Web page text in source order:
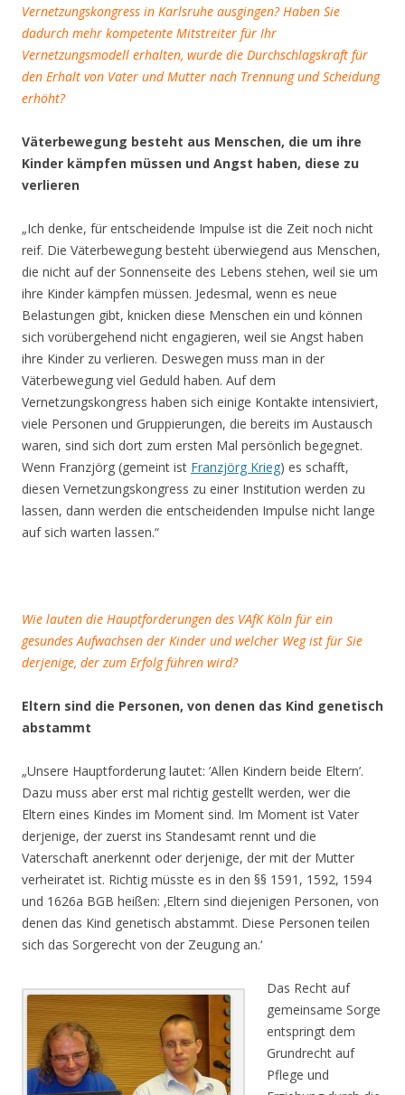
Vernetzungskongress in Karlsruhe ausgingen? Haben Sie
dadurch mehr kompetente Mitstreiter für Ihr
Vernetzungsmodell erhalten, wurde die Durchschlagskraft für
den Erhalt von Vater und Mutter nach Trennung und Scheidung
erhöht?
Väterbewegung besteht aus Menschen, die um ihre
Kinder kämpfen müssen und Angst haben, diese zu
verlieren
„Ich denke, für entscheidende Impulse ist die Zeit noch nicht
reif. Die Väterbewegung besteht überwiegend aus Menschen,
die nicht auf der Sonnenseite des Lebens stehen, weil sie um
ihre Kinder kämpfen müssen. Jedesmal, wenn es neue
Belastungen gibt, knicken diese Menschen ein und können
sich vorübergehend nicht engagieren, weil sie Angst haben
ihre Kinder zu verlieren. Deswegen muss man in der
Väterbewegung viel Geduld haben. Auf dem
Vernetzungskongress haben sich einige Kontakte intensiviert,
viele Personen und Gruppierungen, die bereits im Austausch
waren, sind sich dort zum ersten Mal persönlich begegnet.
Wenn Franzjörg (gemeint ist Franzjörg Krieg) es schafft,
diesen Vernetzungskongress zu einer Institution werden zu
lassen, dann werden die entscheidenden Impulse nicht lange
auf sich warten lassen.“
Wie lauten die Hauptforderungen des VAfK Köln für ein
gesundes Aufwachsen der Kinder und welcher Weg ist für Sie
derjenige, der zum Erfolg führen wird?
Eltern sind die Personen, von denen das Kind genetisch
abstammt
„Unsere Hauptforderung lautet: ’Allen Kindern beide Eltern’.
Dazu muss aber erst mal richtig gestellt werden, wer die
Eltern eines Kindes im Moment sind. Im Moment ist Vater
derjenige, der zuerst ins Standesamt rennt und die
Vaterschaft anerkennt oder derjenige, der mit der Mutter
verheiratet ist. Richtig müsste es in den §§ 1591, 1592, 1594
und 1626a BGB heißen: ‚Eltern sind diejenigen Personen, von
denen das Kind genetisch abstammt. Diese Personen teilen
sich das Sorgerecht von der Zeugung an.‘
Das Recht auf
gemeinsame Sorge
entspringt dem
Grundrecht auf
Pflege und